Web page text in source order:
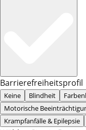
Barrierefreiheitsprofil
Keine Blindheit
Motorische
Krampfanfälle & Epilepsie